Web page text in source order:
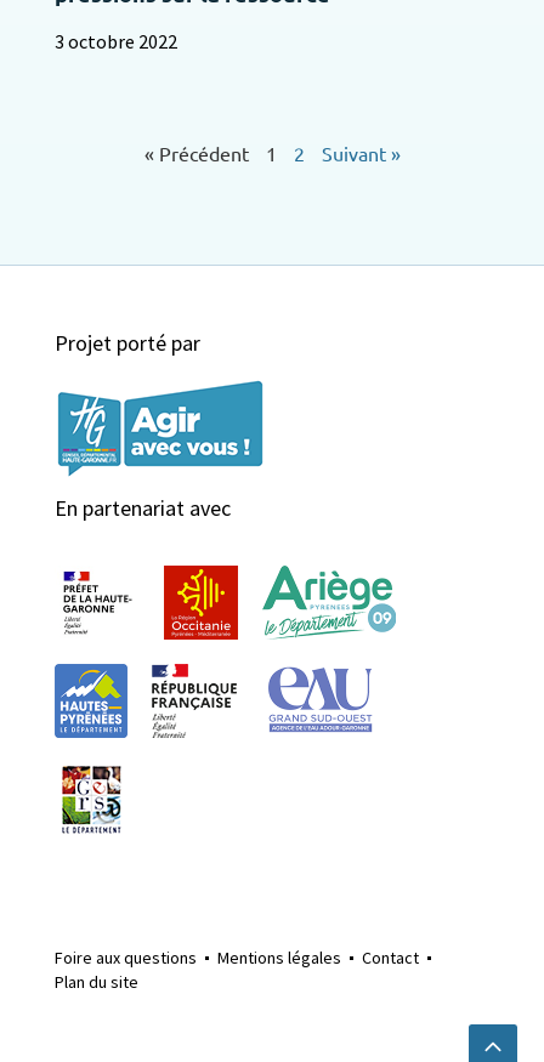
3 octobre 2022
« Précédent 1 2 Suivant »
Projet porté par
En partenariat avec
Foire aux questions Mentions légales
Contact
Plan du site